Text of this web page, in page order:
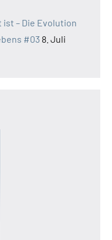
– Die Evolution
#03 8. Juli